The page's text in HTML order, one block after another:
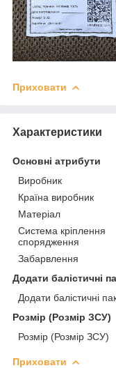
Приховати
Характеристики
Основні атрибути
Виробник
Країна виробник
Матеріал
Система кріплення
спорядження
Забарвлення
Додати балістичні
Додати балістичні
Розмір (Розмір ЗСУ)
Розмір (Розмір ЗСУ)
Приховати